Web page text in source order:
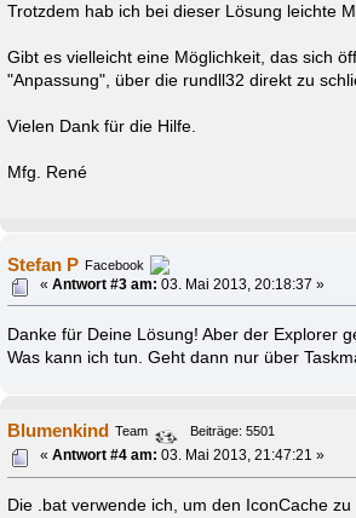
Trotzdem hab ich bei dieser Lösung leichte
Gibt es vielleicht eine Möglichkeit, das sich
"Anpassung", über die rundll32 direkt zu
Vielen Dank für die Hilfe.
Mfg. René
Stefan P Facebook
«Antwort #3 am: 03. Mai 2013, 20:18:37 »
Danke für Deine Lösung! Aber der Explorer
Was kann ich tun. Geht dann nur über
Blumenkind Team
Beiträge: 5501
«Antwort #4 am: 03. Mai 2013, 21:47:21 »
Die .bat verwende ich, um den IconCache